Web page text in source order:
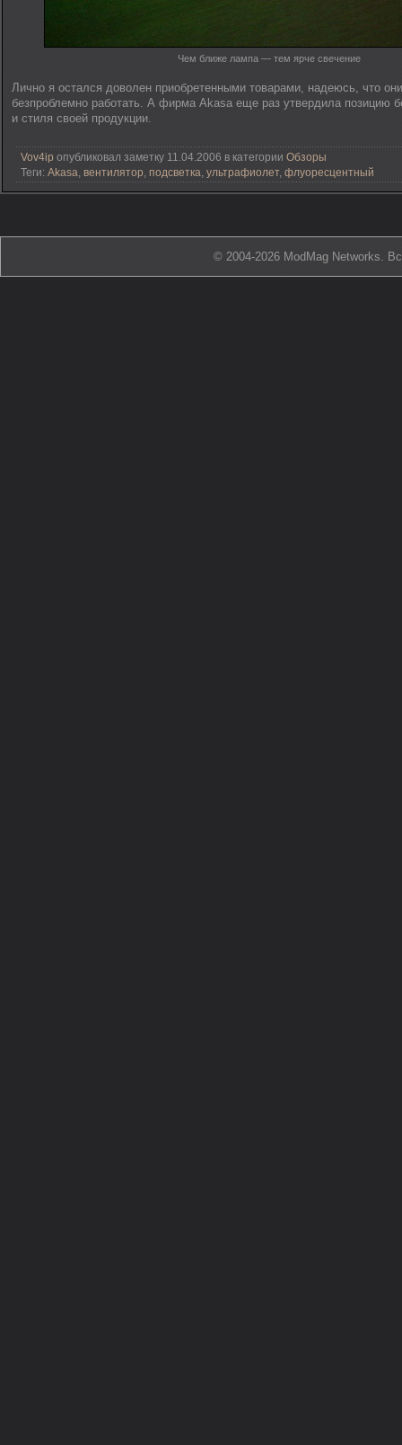
Чем ближе лампа — тем ярче свечение
Лично я остался доволен приобретенными товарами, надеюсь, что
безпроблемно работать. А фирма Akasa еще раз утвердила позицию
и стиля своей продукции.
Vov4ip опубликовал заметку 11.04.2006 в категории Обзоры
Теги: Akasa, вентилятор, подсветка, ультрафиолет, флуоресцентный
© 2004-2026 ModMag Networks.